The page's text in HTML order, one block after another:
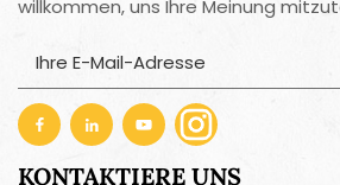
willkommen, uns Ihre Meinung
KONTAKTIERE UNS